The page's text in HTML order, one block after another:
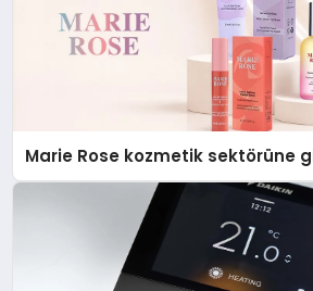
Marie Rose kozmetik sektörüne